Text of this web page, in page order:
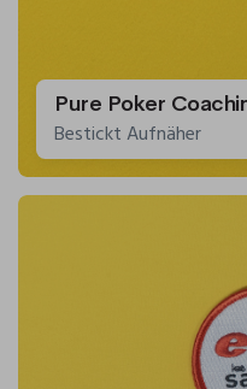
Bestickt Aufnäher